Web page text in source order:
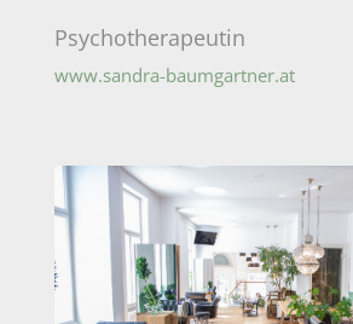
Psychotherapeutin
www.sandra-baumgartner.at